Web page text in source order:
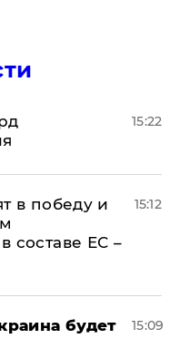
15:22
в победу и
составе ЕС –
15:12
будет
15:09